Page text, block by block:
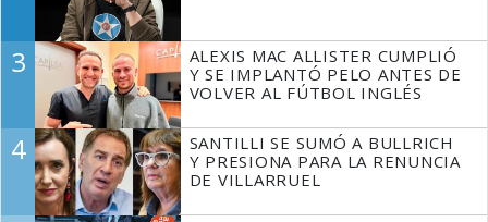
3
ALEXIS MAC ALLISTER CUMPLIÓ
Y SE IMPLANTÓ PELO ANTES DE
VOLVER AL FÚTBOL INGLÉS
4
SANTILLI SE SUMÓ A BULLRICH
Y PRESIONA PARA LA RENUNCIA
DE VILLARRUEL